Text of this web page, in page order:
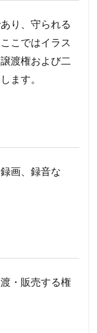
り、守られる
こではイラス
渡権および二
ます。
画、録音な
・販売する権